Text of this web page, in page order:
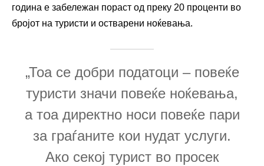
година е забележан пораст од преку 20 проценти во
бројот на туристи и остварени ноќевања.
„Тоа се добри податоци – повеќе
туристи значи повеќе ноќевања,
а тоа директно носи повеќе пари
за граѓаните кои нудат услуги.
Ако секој турист во просек